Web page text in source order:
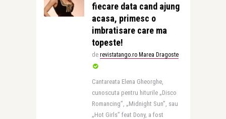
fiecare data cand ajung
acasa, primesc o
imbratisare care ma
topeste!
de revistatango.ro Marea Dragoste
Cantareata Elena Gheorghe,
cunoscuta pentru hiturile „Disco
Romancing”, „Midnight Sun”, sau
„Hot Girls” feat Dony, a fost